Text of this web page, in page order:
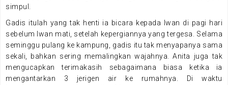
simpul.
Gadis itulah yang tak henti ia bicara kepada Iwan di pagi hari
sebelum Iwan mati, setelah kepergiannya yang tergesa. Selama
seminggu pulang ke kampung, gadis itu tak menyapanya sama
sekali, bahkan sering memalingkan wajahnya. Anita juga tak
mengucapkan terimakasih sebagaimana biasa ketika ia
mengantarkan 3 jerigen air ke rumahnya. Di waktu